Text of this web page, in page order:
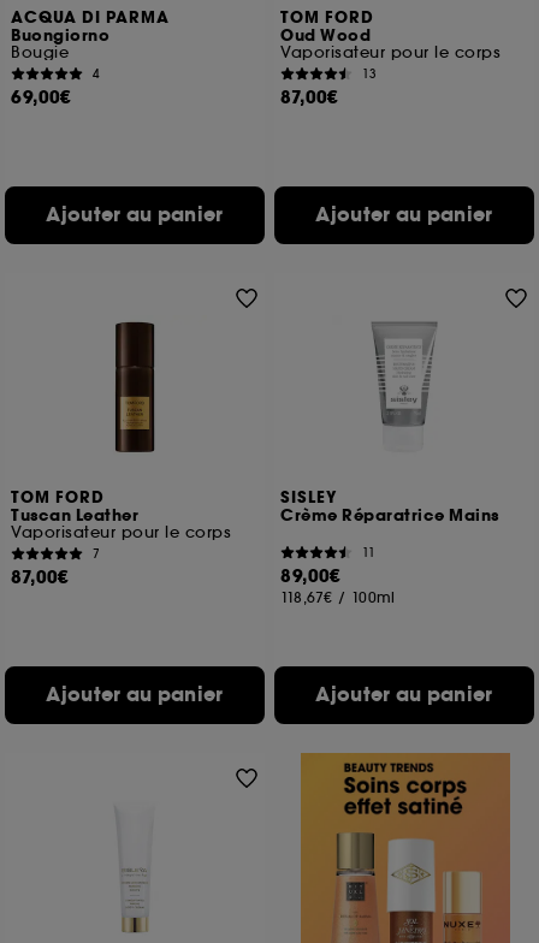
ACQUA DI PARMA
Buongiorno
Bougie
4
69,00€
Ajouter au panier
TOM FORD
Oud Wood
Vaporisateur pour le corps
13
87,00€
Ajouter au panier
TOM FORD
Tuscan Leather
Vaporisateur pour le corps
7
87,00€
Ajouter au panier
SISLEY
Crème Réparatrice Mains
11
89,00€
118,67€ / 100ml
Ajouter au panier